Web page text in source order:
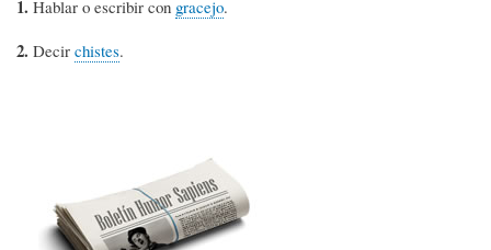
1. Hablar o escribir con gracejo.
2. Decir chistes.